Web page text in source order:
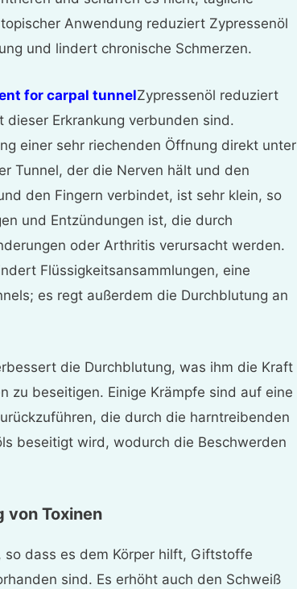
Anwendung reduziert Zypressenöl
und lindert chronische Schmerzen.
for carpal tunnelZypressenöl reduziert
Erkrankung verbunden sind.
einer sehr riechenden Öffnung direkt unter
Tunnel, der die Nerven hält und den
den Fingern verbindet, ist sehr klein, so
und Entzündungen ist, die durch
oder Arthritis verursacht werden.
Flüssigkeitsansammlungen, eine
es regt außerdem die Durchblutung an
die Durchblutung, was ihm die Kraft
zu beseitigen. Einige Krämpfe sind auf eine
die durch die harntreibenden
beseitigt wird, wodurch die Beschwerden
von Toxinen
so dass es dem Körper hilft, Giftstoffe
sind. Es erhöht auch den Schweiß